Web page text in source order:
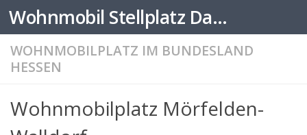
Zum Inhalt springen Wohnmobil Stellplatz Datenbank
WOHNMOBILPLATZ IM BUNDESLAND
HESSEN
Wohnmobilplatz Mörfelden-